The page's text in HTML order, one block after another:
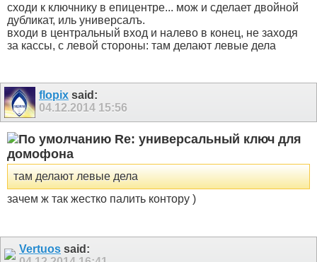
сходи к ключнику в епицентре... мож и сделает двойной
дубликат, иль универсалъ.
входи в центральный вход и налево в конец, не заходя
за кассы, с левой стороны: там делают левые дела
flopix said:
04.12.2014 15:56
Re: универсальный ключ для
домофона
там делают левые дела
зачем ж так жестко палить контору )
Vertuos said: